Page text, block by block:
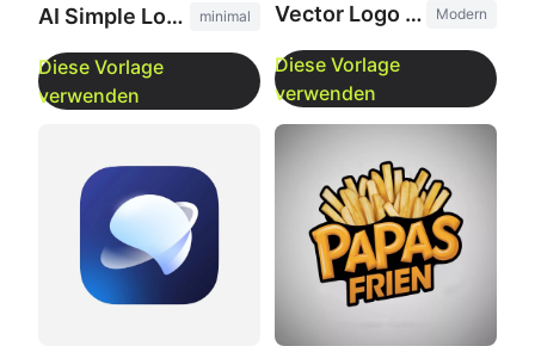
AI Simple Logo Design minimal Vector Logo Maker Modern